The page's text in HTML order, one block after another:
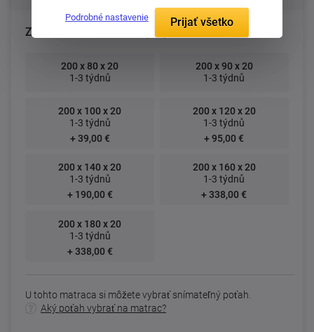
Zvoľte rozmer matraca (cm):
200 x 80 x 20
1-3 týdnů
200 x 90 x 20
1-3 týdnů
200 x 100 x 20
1-3 týdnů
+ 39,00 €
200 x 120 x 20
1-3 týdnů
+ 95,00 €
200 x 140 x 20
1-3 týdnů
+ 190,00 €
200 x 160 x 20
1-3 týdnů
+ 338,00 €
200 x 180 x 20
1-3 týdnů
+ 338,00 €
U tohto matraca si môžete vybrať snímateľný poťah.
Aký poťah vybrať na matrac?
Podrobné nastavenie Prijať všetko